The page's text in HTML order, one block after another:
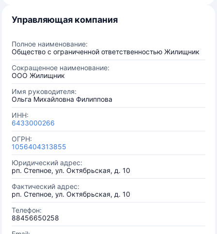
Управляющая компания
Полное наименование:
Общество с ограниченной ответственностью Жилищник
Сокращенное наименование:
ООО Жилищник
Имя руководителя:
Ольга Михайловна Филиппова
ИНН:
6433000266
ОГРН:
1056404313855
Юридический адрес:
рп. Степное, ул. Октябрьская, д. 10
Фактический адрес:
рп. Степное, ул. Октябрьская, д. 10
Телефон:
88456650258